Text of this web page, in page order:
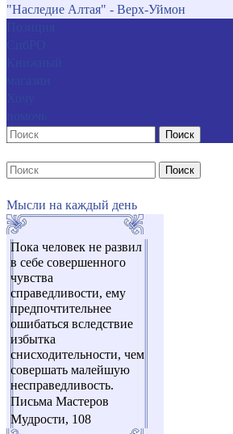
"Наследие Алтая" - Верх-Уймон
Поиск
Поиск
Мысли на каждый день
Пока человек не развил
в себе совершенного
чувства
справедливости, ему
предпочтительнее
ошибаться вследствие
избытка
снисходительности, чем
совершать малейшую
несправедливость.
Письма Мастеров
Мудрости, 108